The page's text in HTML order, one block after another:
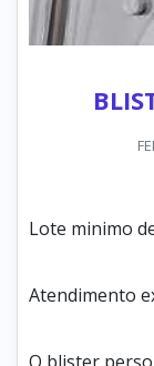
Lote minimo
Atendimento